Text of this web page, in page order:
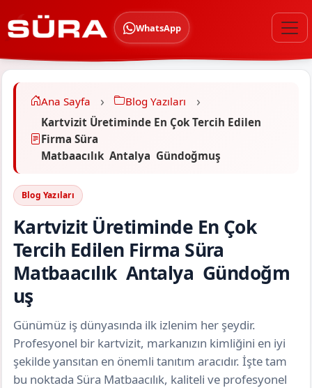
WhatsApp
Ana Sayfa
Blog Yazıları
Kartvizit Üretiminde En Çok Tercih Edilen
Firma Süra
Matbaacılık Antalya Gündoğmuş
Blog Yazıları
Kartvizit Üretiminde En Çok
Tercih Edilen Firma Süra
Matbaacılık Antalya Gündoğm
uş
Günümüz iş dünyasında ilk izlenim her şeydir.
Profesyonel bir kartvizit, markanızın kimliğini en iyi
şekilde yansıtan en önemli tanıtım aracıdır. İşte tam
bu noktada Süra Matbaacılık, kaliteli ve profesyonel